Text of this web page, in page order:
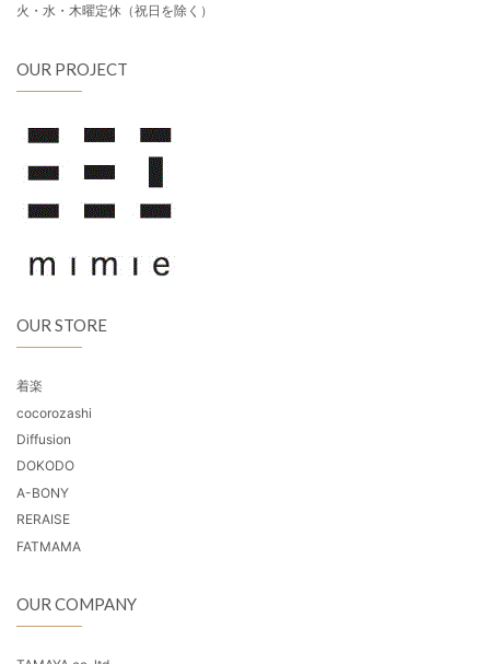
火・水・木曜定休（祝日を除く）
OUR PROJECT
OUR STORE
着楽
cocorozashi
Diffusion
DOKODO
A-BONY
RERAISE
FATMAMA
OUR COMPANY